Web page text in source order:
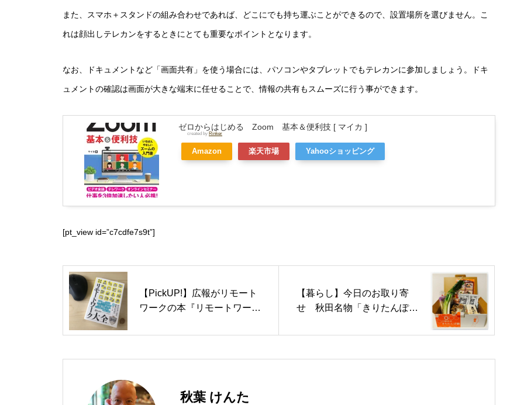
また、スマホ＋スタンドの組み合わせであれば、どこにでも持ち運ぶことができるので、設置場所を選びません。こ
れは顔出しテレカンをするときにとても重要なポイントとなります。
なお、ドキュメントなど「画面共有」を使う場合には、パソコンやタブレットでもテレカンに参加しましょう。ドキ
ュメントの確認は画面が大きな端末に任せることで、情報の共有もスムーズに行う事ができます。
ゼロからはじめる Zoom 基本＆便利技 [ マイカ ]
created by Rinker
Amazon 楽天市場 Yahooショッピング
[pt_view id=”c7cdfe7s9t”]
【PickUP!】広報がリモート
ワークの本『リモートワーク
【暮らし】今日のお取り寄
せ 秋田名物「きりたんぽ
秋葉 けんた